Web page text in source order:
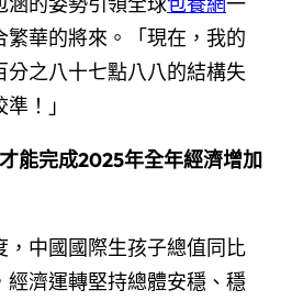
華的將來。
「現在，我的
分之八十七點八八的結構失
！」
能完成2025年全年經濟增加
，中國國際生孩子總值同比
經濟運轉堅持總體安穩、穩